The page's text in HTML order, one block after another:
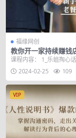
福缘网创
教你开一家持续赚钱
饮创业避坑，老餐饮
倍（无水印）
课程内容： 1_乐姐掏心
如何开家持续赚钱的餐饮
维、方法、工具红...
2024-02-25 109
VIP